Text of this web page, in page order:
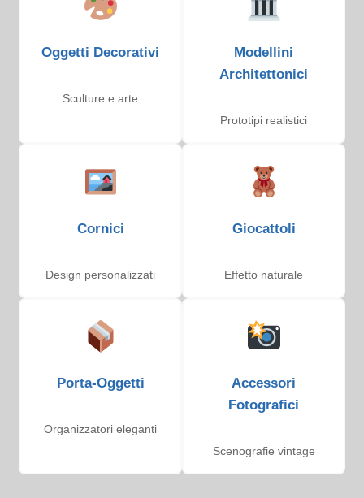
Oggetti Decorativi
Sculture e arte
Modellini
Architettonici
Prototipi realistici
Cornici
Design personalizzati
Giocattoli
Effetto naturale
Porta-Oggetti
Organizzatori eleganti
Accessori
Fotografici
Scenografie vintage